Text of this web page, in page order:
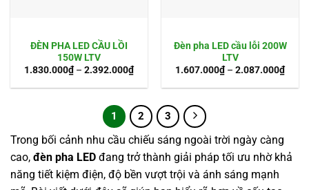
ĐÈN PHA LED CẦU LỒI
150W LTV
1.830.000₫– 2.392.000₫
Đèn pha LED cầu lỗi 200W
LTV
1.607.000₫– 2.087.000₫
1 2 3
Trong bối cảnh nhu cầu chiếu sáng ngoài trời ngày càng
cao, đèn pha LED đang trở thành giải pháp tối ưu nhờ khả
năng tiết kiệm điện, độ bền vượt trội và ánh sáng mạnh